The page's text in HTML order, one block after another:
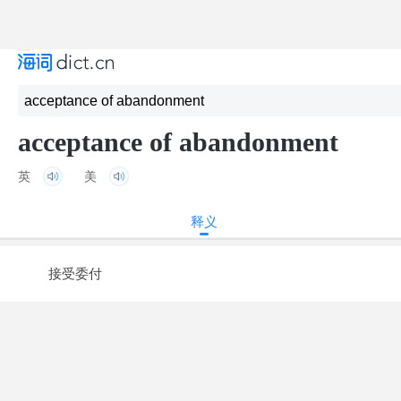
acceptance of abandonment
英 美
释义
接受委付